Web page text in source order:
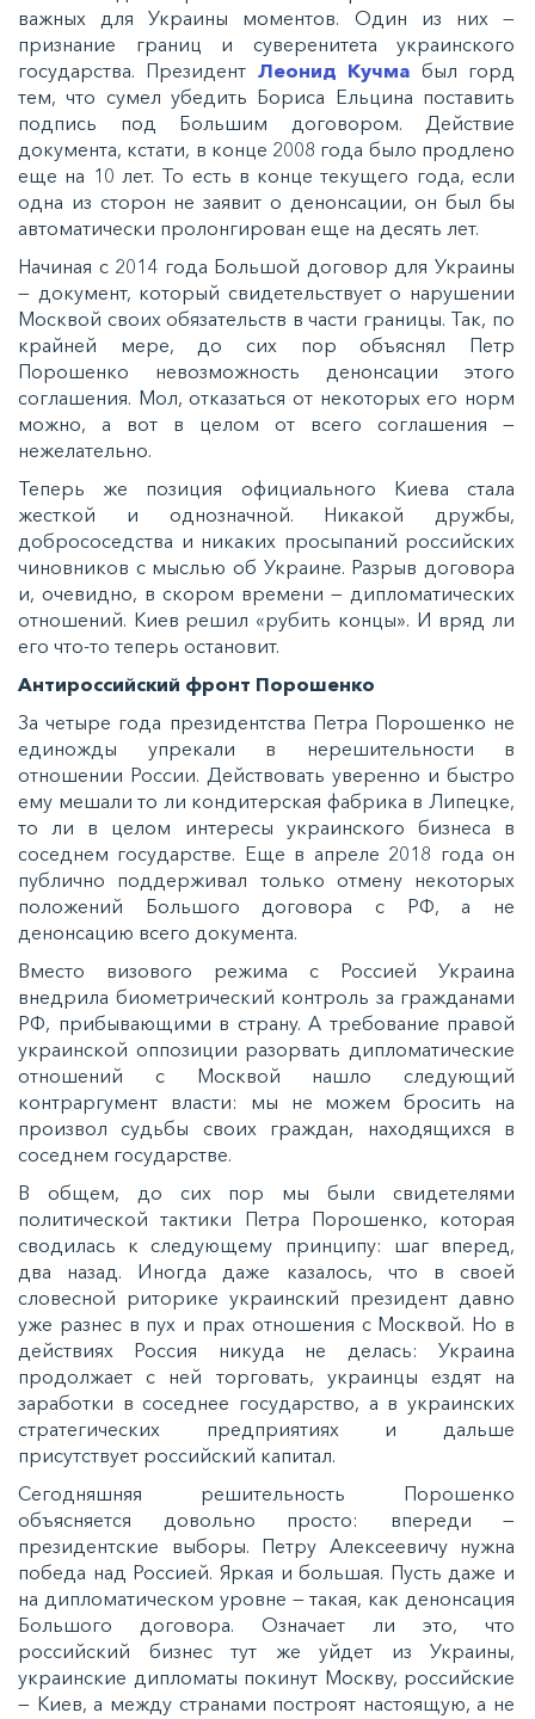
важных для Украины моментов. Один из них —
признание границ и суверенитета украинского
государства. Президент Леонид Кучма был горд
тем, что сумел убедить Бориса Ельцина поставить
подпись под Большим договором. Действие
документа, кстати, в конце 2008 года было продлено
еще на 10 лет. То есть в конце текущего года, если
одна из сторон не заявит о денонсации, он был бы
автоматически пролонгирован еще на десять лет.
Начиная с 2014 года Большой договор для Украины
— документ, который свидетельствует о нарушении
Москвой своих обязательств в части границы. Так, по
крайней мере, до сих пор объяснял Петр
Порошенко невозможность денонсации этого
соглашения. Мол, отказаться от некоторых его норм
можно, а вот в целом от всего соглашения —
нежелательно.
Теперь же позиция официального Киева стала
жесткой и однозначной. Никакой дружбы,
добрососедства и никаких просыпаний российских
чиновников с мыслью об Украине. Разрыв договора
и, очевидно, в скором времени — дипломатических
отношений. Киев решил «рубить концы». И вряд ли
его что-то теперь остановит.
Антироссийский фронт Порошенко
За четыре года президентства Петра Порошенко не
единожды упрекали в нерешительности в
отношении России. Действовать уверенно и быстро
ему мешали то ли кондитерская фабрика в Липецке,
то ли в целом интересы украинского бизнеса в
соседнем государстве. Еще в апреле 2018 года он
публично поддерживал только отмену некоторых
положений Большого договора с РФ, а не
денонсацию всего документа.
Вместо визового режима с Россией Украина
внедрила биометрический контроль за гражданами
РФ, прибывающими в страну. А требование правой
украинской оппозиции разорвать дипломатические
отношений с Москвой нашло следующий
контраргумент власти: мы не можем бросить на
произвол судьбы своих граждан, находящихся в
соседнем государстве.
В общем, до сих пор мы были свидетелями
политической тактики Петра Порошенко, которая
сводилась к следующему принципу: шаг вперед,
два назад. Иногда даже казалось, что в своей
словесной риторике украинский президент давно
уже разнес в пух и прах отношения с Москвой. Но в
действиях Россия никуда не делась: Украина
продолжает с ней торговать, украинцы ездят на
заработки в соседнее государство, а в украинских
стратегических предприятиях и дальше
присутствует российский капитал.
Сегодняшняя решительность Порошенко
объясняется довольно просто: впереди —
президентские выборы. Петру Алексеевичу нужна
победа над Россией. Яркая и большая. Пусть даже и
на дипломатическом уровне — такая, как денонсация
Большого договора. Означает ли это, что
российский бизнес тут же уйдет из Украины,
украинские дипломаты покинут Москву, российские
— Киев, а между странами построят настоящую, а не